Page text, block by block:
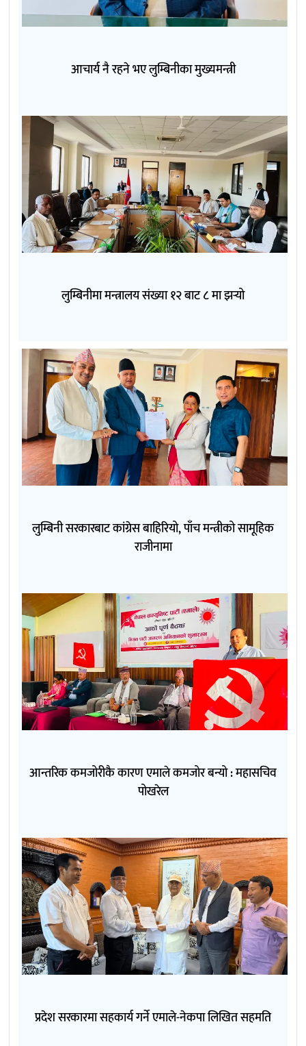
आचार्य नै रहने भए लुम्बिनीका मुख्यमन्त्री
लुम्बिनीमा मन्त्रालय संख्या १२ बाट ८ मा झर्‍यो
लुम्बिनी सरकारबाट कांग्रेस बाहिरियो, पाँच मन्त्रीको सामूहिक
राजीनामा
आन्तरिक कमजोरीकै कारण एमाले कमजोर बन्यो : महासचिव
पोखरेल
प्रदेश सरकारमा सहकार्य गर्ने एमाले-नेकपा लिखित सहमति